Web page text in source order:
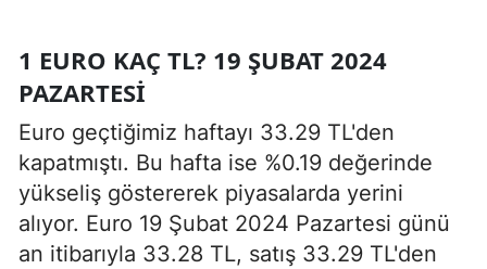
1 EURO KAÇ TL? 19 ŞUBAT 2024
PAZARTESI
Euro geçtiğimiz haftayı 33.29 TL'den
kapatmıştı. Bu hafta ise %0.19 değerinde
yükseliş göstererek piyasalarda yerini
alıyor. Euro 19 Şubat 2024 Pazartesi günü
an itibarıyla 33.28 TL, satış 33.29 TL'den